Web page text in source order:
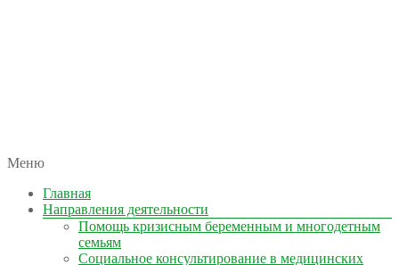
КОЛЫМА — ЗА ЖИЗНЬ
автономная некоммерческая организация
Меню
Главная
Направления деятельности
Помощь кризисным беременным и многодетным
семьям
Социальное консультирование в медицинских